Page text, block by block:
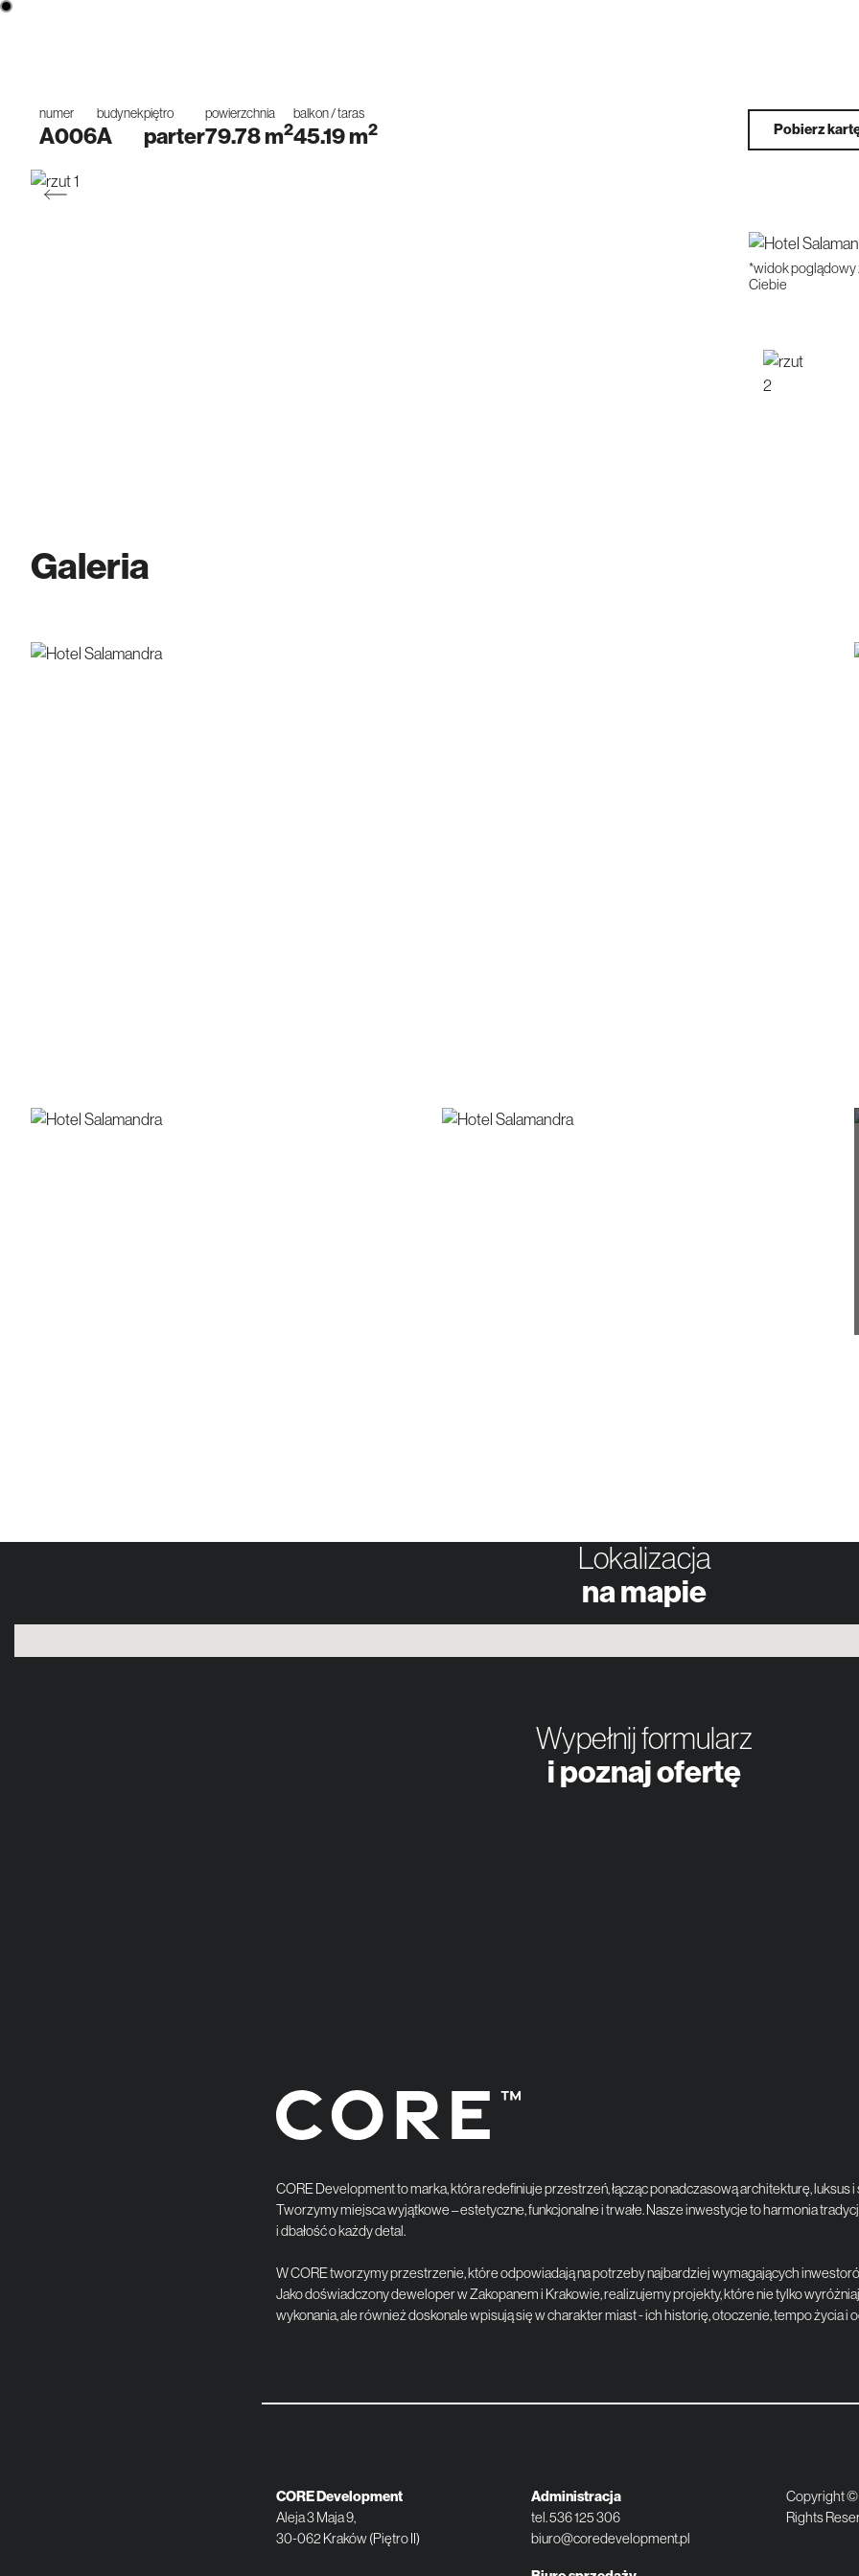
numer
A006
budynek
A
piętro
parter
powierzchnia
79.78m2
balkon / taras
45.19m2 Pobierz
*widok poglądowy
Ciebie
Galeria
Lokalizacja
na mapie
Wypełnij formularz
i poznaj ofertę
CORE Development to marka, która redefiniuje przestrzeń, łącząc ponadczasową architekturę, luksus
Tworzymy miejsca wyjątkowe – estetyczne, funkcjonalne i trwałe. Nasze inwestycje to harmonia
i dbałość o każdy detal.
W CORE tworzymy przestrzenie, które odpowiadają na potrzeby najbardziej wymagających
Jako doświadczony deweloper w Zakopanem i Krakowie, realizujemy projekty, które nie tylko
wykonania, ale również doskonale wpisują się w charakter miast - ich historię, otoczenie, tempo życia i
CORE Development
Aleja 3 Maja 9,
30-062 Kraków (Piętro II)
Administracja
tel.536 125 306
biuro@coredevelopment.pl
Copyright ©
Rights